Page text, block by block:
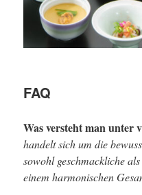
FAQ
Was versteht man unter
handelt sich um die
sowohl geschmackliche
einem harmonischen